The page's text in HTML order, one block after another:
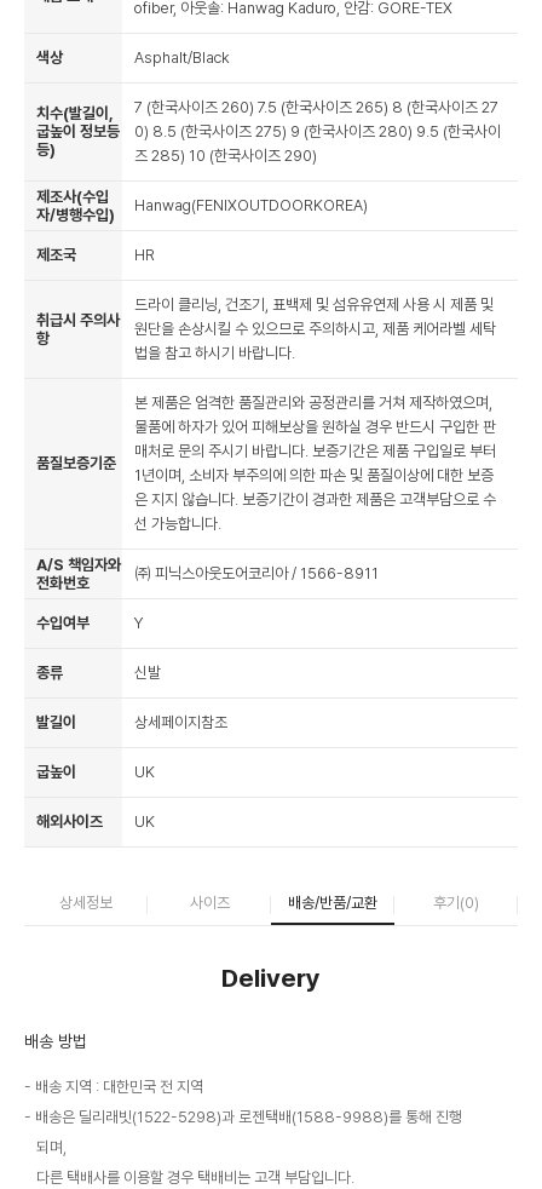
ofiber, 아웃솔: Hanwag Kaduro, 안감: GORE-TEX
색상 Asphalt/Black
치수(발길이,
굽높이 정보등
등)
7 (한국사이즈 260) 7.5 (한국사이즈 265) 8 (한국사이즈 27
0) 8.5 (한국사이즈 275) 9 (한국사이즈 280) 9.5 (한국사이
즈 285) 10 (한국사이즈 290)
제조사(수입
자/병행수입)
Hanwag(FENIXOUTDOORKOREA)
제조국 HR
취급시 주의사
항
드라이 클리닝, 건조기, 표백제 및 섬유유연제 사용 시 제품 및
원단을 손상시킬 수 있으므로 주의하시고, 제품 케어라벨 세탁
법을 참고 하시기 바랍니다.
품질보증기준
본 제품은 엄격한 품질관리와 공정관리를 거쳐 제작하였으며,
물품에 하자가 있어 피해보상을 원하실 경우 반드시 구입한 판
매처로 문의 주시기 바랍니다. 보증기간은 제품 구입일로 부터
1년이며, 소비자 부주의에 의한 파손 및 품질이상에 대한 보증
은 지지 않습니다. 보증기간이 경과한 제품은 고객부담으로 수
선 가능합니다.
A/S 책임자와
전화번호
㈜ 피닉스아웃도어코리아 / 1566-8911
수입여부 Y
종류 신발
발길이 상세페이지참조
굽높이 UK
해외사이즈 UK
상세정보 사이즈 배송/반품/교환 후기(0)
Delivery
배송 방법
배송 지역 : 대한민국 전 지역
배송은 딜리래빗(1522-5298)과 로젠택배(1588-9988)를 통해 진행
되며,
다른 택배사를 이용할 경우 택배비는 고객 부담입니다.